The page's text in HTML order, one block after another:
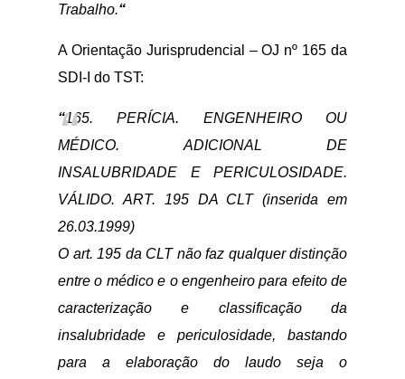
Trabalho.“
A Orientação Jurisprudencial – OJ nº 165 da
SDI-I do TST:
“165. PERÍCIA. ENGENHEIRO OU
MÉDICO. ADICIONAL DE
INSALUBRIDADE E PERICULOSIDADE.
VÁLIDO. ART. 195 DA CLT (inserida em
26.03.1999)
O art. 195 da CLT não faz qualquer distinção
entre o médico e o engenheiro para efeito de
caracterização e classificação da
insalubridade e periculosidade, bastando
para a elaboração do laudo seja o